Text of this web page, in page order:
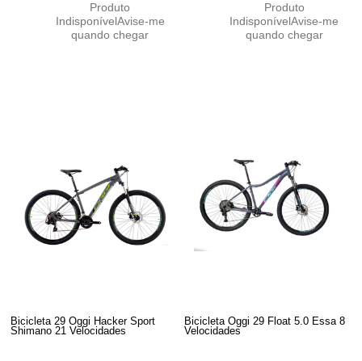
Produto
IndisponívelAvise-me
quando chegar
Produto
IndisponívelAvise-me
quando chegar
Bicicleta 29 Oggi Hacker Sport
Shimano 21 Velocidades
Bicicleta Oggi 29 Float 5.0 Essa 8
Velocidades